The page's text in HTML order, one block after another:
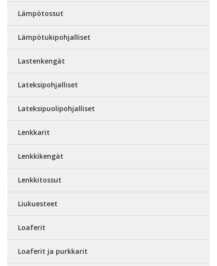
Lämpötossut
Lämpötukipohjalliset
Lastenkengät
Lateksipohjalliset
Lateksipuolipohjalliset
Lenkkarit
Lenkkikengät
Lenkkitossut
Liukuesteet
Loaferit
Loaferit ja purkkarit